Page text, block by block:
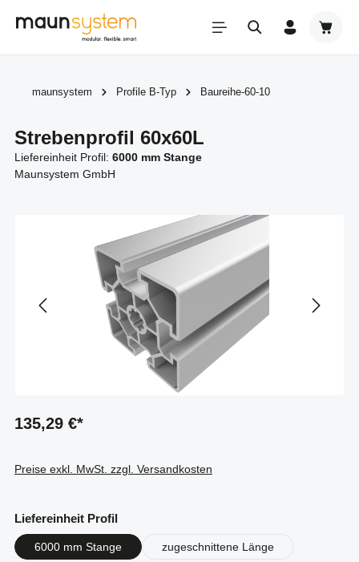
Zum Hauptinhalt springen
maunsystem Profile B-Typ Baureihe-60-10
Strebenprofil 60x60L
Liefereinheit Profil: 6000 mm Stange
Maunsystem GmbH
135,29 €*
Preise exkl. MwSt. zzgl. Versandkosten
Liefereinheit Profilauswählen
6000 mm Stange zugeschnittene Länge